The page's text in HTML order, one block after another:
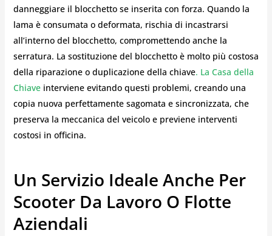
danneggiare il blocchetto se inserita con forza. Quando la
lama è consumata o deformata, rischia di incastrarsi
all’interno del blocchetto, compromettendo anche la
serratura. La sostituzione del blocchetto è molto più costosa
della riparazione o duplicazione della chiave. La Casa della
Chiaveinterviene evitando questi problemi, creando una
copia nuova perfettamente sagomata e sincronizzata, che
preserva la meccanica del veicolo e previene interventi
costosi in officina.
Un Servizio Ideale Anche Per
Scooter Da Lavoro O Flotte
Aziendali